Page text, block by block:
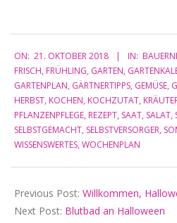
Schupfnudelpfanne
(mit Weißkohl und Rüben)
Kürbisrisotto…
10-
21
ON: 21. OKTOBER 2018 IN:
FRISCH, FRÜHLING, GARTEN,
GARTENPLAN, GÄRTNERTIPPS, GEMÜSE,
HERBST, KOCHEN, KOCHZUTAT,
PFLANZENPFLEGE, REZEPT, SAAT, SALAT,
SELBSTGEMACHT, SELBSTVERSORGER,
WISSENSWERTES, WOCHENPLAN
Previous Post: Willkommen,
Next Post: Blutbad an Halloween